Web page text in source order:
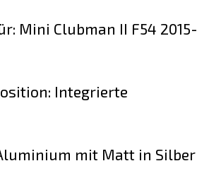
Mini Clubman II F54 2015-
Integrierte
mit Matt in Silber